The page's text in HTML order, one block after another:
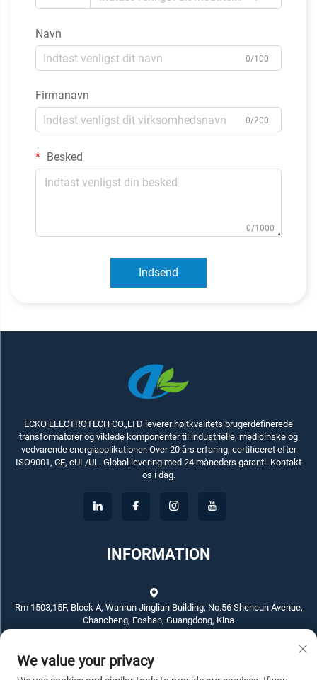
Navn
0/100
Firmanavn
0/200
Besked
0/1000
Indsend
ECKO ELECTROTECH CO.,LTD leverer højtkvalitets brugerdefinerede
transformatorer og viklede komponenter til industrielle, medicinske og
vedvarende energiapplikationer. Over 20 års erfaring, certificeret efter
ISO9001, CE, cUL/UL. Global levering med 24 måneders garanti. Kontakt
os i dag.
INFORMATION
Rm 1503,15F, Block A, Wanrun Jinglian Building, No.56 Shencun Avenue,
Chancheng, Foshan, Guangdong, Kina
+86-757-83789311
We value your privacy